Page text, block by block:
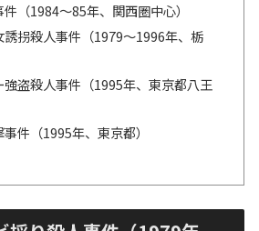
（1984〜85年、関西圏中心）
誘拐殺人事件（1979〜1996年、栃
強盗殺人事件（1995年、東京都八王
件（1995年、東京都）